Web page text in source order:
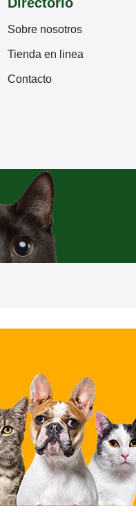
Sobre nosotros
Tienda en linea
Contacto